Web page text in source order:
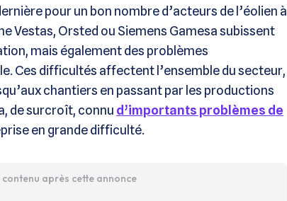
pour un bon nombre d’acteurs de l’éolien à
Vestas, Orsted ou Siemens Gamesa subissent
mais également des problèmes
Ces difficultés affectent l’ensemble du secteur,
chantiers en passant par les productions
de surcroît, connu d’importants problèmes de
en grande difficulté.
après cette annonce